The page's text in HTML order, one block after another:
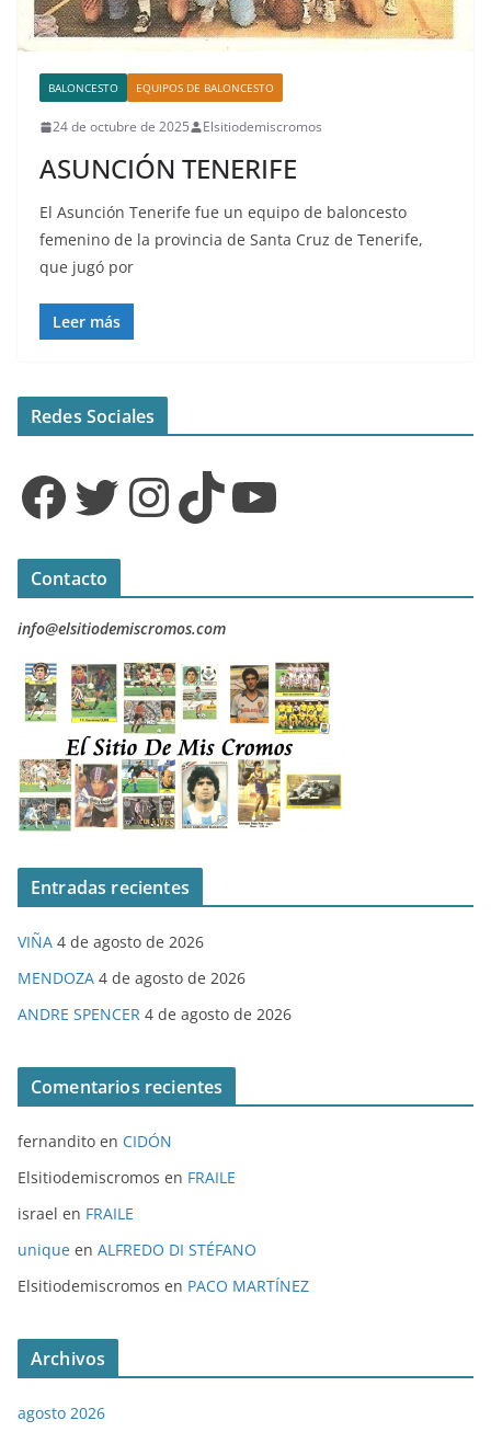
BALONCESTO EQUIPOS DE BALONCESTO
24 de octubre de 2025 Elsitiodemiscromos
ASUNCIÓN TENERIFE
El Asunción Tenerife fue un equipo de baloncesto
femenino de la provincia de Santa Cruz de Tenerife,
que jugó por
Leer más
Redes Sociales
Facebook Twitter InstagramTikTok YouTube
Contacto
info@elsitiodemiscromos.com
Entradas recientes
VIÑA 4 de agosto de 2026
MENDOZA 4 de agosto de 2026
ANDRE SPENCER 4 de agosto de 2026
Comentarios recientes
fernandito en CIDÓN
Elsitiodemiscromos en FRAILE
israel en FRAILE
unique en ALFREDO DI STÉFANO
Elsitiodemiscromos en PACO MARTÍNEZ
Archivos
agosto 2026